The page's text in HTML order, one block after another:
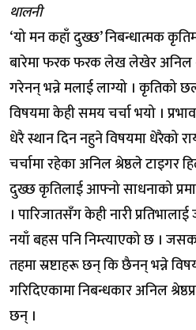
थालनी
‘यो मन कहाँ दुख्छ’ निबन्धात्मक
बारेमा फरक फरक लेख लेखेर अनिल
गरेनन् भन्ने मलाई लाग्यो । कृतिको
विषयमा केही समय चर्चा भयो ।
धेरै स्थान दिन नहुने विषयमा धेरैको
चर्चामा रहेका अनिल श्रेष्ठले टाइगर
दुख्छ कृतिलाई आफ्नो साधनाको
। पारिजातसँग केही नारी
नयाँ बहस पनि निम्त्याएको छ ।
तहमा स्रष्टाहरू छन् कि छैनन् भन्ने
गरिदिएकामा निबन्धकार अनिल
छन् ।